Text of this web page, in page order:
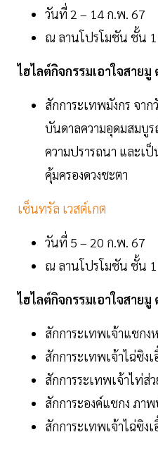
วันที่ 2 – 14 ก.พ. 67
ณ ลานโปรโมชัน ชั้น
ไฮไลต์กิจกรรมเอาใจสาย
สักการะเทพมังกร จาก
บันดาลความอุดมสมบู
ความปรารถนา และเ
คุ้มครองดวงชะตา
เซ็นทรัล เวสต์เกต
วันที่ 5 – 20 ก.พ. 67
ณ ลานโปรโมชัน ชั้น 1
ไฮไลต์กิจกรรมเอาใจสาย
สักการะเทพเจ้าแชกง
สักการะเทพเจ้าไฉ่ซิง
สักการระเทพเจ้าไท่ส่
สักการะองค์แชกง ภา
สักการะเทพเจ้าไฉ่ซิง